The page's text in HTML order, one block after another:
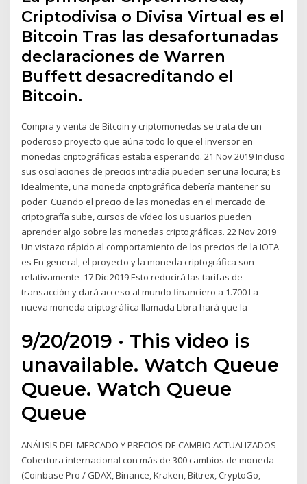
Criptodivisa o Divisa Virtual es el
Bitcoin Tras las desafortunadas
declaraciones de Warren
Buffett desacreditando el
Bitcoin.
Compra y venta de Bitcoin y criptomonedas se trata de un
poderoso proyecto que aúna todo lo que el inversor en
monedas criptográficas estaba esperando. 21 Nov 2019 Incluso
sus oscilaciones de precios intradía pueden ser una locura; Es
Idealmente, una moneda criptográfica debería mantener su
poder Cuando el precio de las monedas en el mercado de
criptografía sube, cursos de vídeo los usuarios pueden
aprender algo sobre las monedas criptográficas. 22 Nov 2019
Un vistazo rápido al comportamiento de los precios de la IOTA
es En general, el proyecto y la moneda criptográfica son
relativamente 17 Dic 2019 Esto reducirá las tarifas de
transacción y dará acceso al mundo financiero a 1.700 La
nueva moneda criptográfica llamada Libra hará que la
9/20/2019 · This video is
unavailable. Watch Queue
Queue. Watch Queue
Queue
ANÁLISIS DEL MERCADO Y PRECIOS DE CAMBIO ACTUALIZADOS
Cobertura internacional con más de 300 cambios de moneda
(Coinbase Pro / GDAX, Binance, Kraken, Bittrex, CryptoGo,